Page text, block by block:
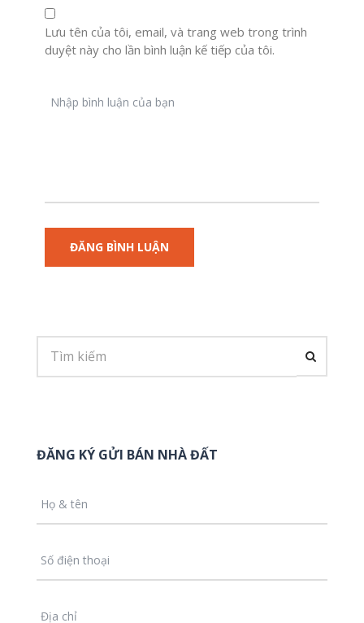
Lưu tên của tôi, email, và trang web trong trình
duyệt này cho lần bình luận kế tiếp của tôi.
ĐĂNG KÝ GỬI BÁN NHÀ ĐẤT